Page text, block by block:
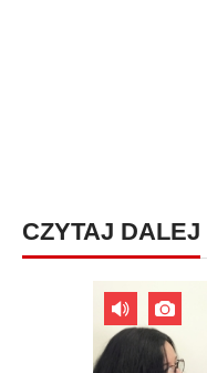
CZYTAJ DALEJ